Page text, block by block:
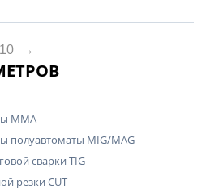
10 →
MMA
полуавтоматы MIG/MAG
сварки TIG
резки CUT